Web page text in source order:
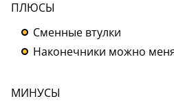
ПЛЮСЫ
Сменные втулки
Наконечники можно
МИНУСЫ